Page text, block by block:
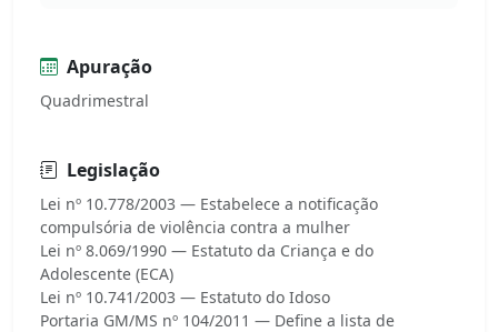
Apuração
Quadrimestral
Legislação
Lei nº 10.778/2003 — Estabelece a notificação
compulsória de violência contra a mulher
Lei nº 8.069/1990 — Estatuto da Criança e do
Adolescente (ECA)
Lei nº 10.741/2003 — Estatuto do Idoso
Portaria GM/MS nº 104/2011 — Define a lista de